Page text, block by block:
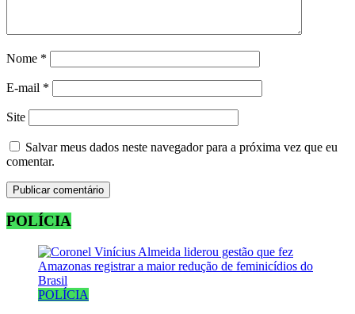
Nome *
E-mail *
Site
Salvar meus dados neste navegador para a próxima vez que eu
comentar.
POLÍCIA
POLÍCIA